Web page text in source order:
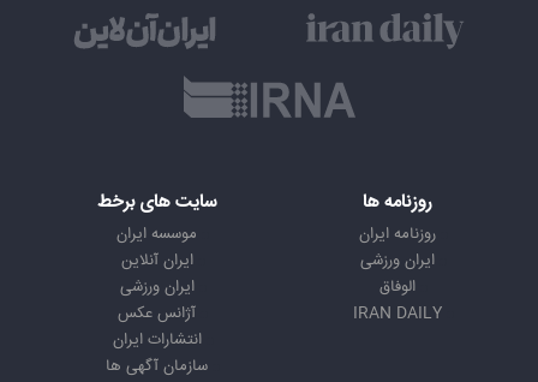
روزنامه ها
روزنامه ایران
ایران ورزشی
الوفاق
IRAN DAILY
سایت های برخط
موسسه ایران
ایران آنلاین
ایران ورزشی
آژانس عکس
انتشارات ایران
سازمان آگهی ها